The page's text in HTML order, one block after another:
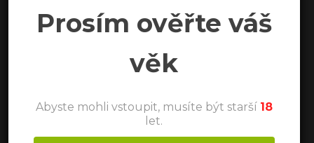
Prosím ověřte váš
věk
Abyste mohli vstoupit, musíte být starší 18
let.